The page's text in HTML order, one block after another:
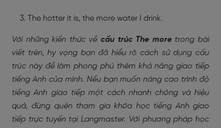
The hotter it is, the more water I drink.
Với những kiến thức về cấu trúc The more trong bài
viết trên, hy vọng bạn đã hiểu rõ cách sử dụng cấu
trúc này để làm phong phú thêm khả năng giao tiếp
tiếng Anh của mình. Nếu bạn muốn nâng cao trình độ
tiếng Anh giao tiếp một cách nhanh chóng và hiệu
quả, đừng quên tham gia khóa học tiếng Anh giao
tiếp trực tuyến tại Langmaster. Với phương pháp học